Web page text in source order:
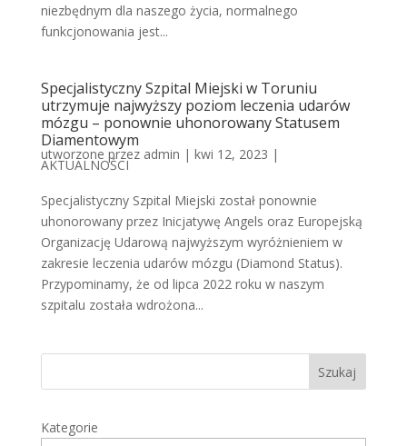
niezbędnym dla naszego życia, normalnego
funkcjonowania jest...
Specjalistyczny Szpital Miejski w Toruniu
utrzymuje najwyższy poziom leczenia udarów
mózgu – ponownie uhonorowany Statusem
Diamentowym
utworzone przez admin | kwi 12, 2023 |
AKTUALNOŚCI
Specjalistyczny Szpital Miejski został ponownie
uhonorowany przez Inicjatywę Angels oraz Europejską
Organizację Udarową najwyższym wyróżnieniem w
zakresie leczenia udarów mózgu (Diamond Status).
Przypominamy, że od lipca 2022 roku w naszym
szpitalu została wdrożona...
Szukaj
Kategorie